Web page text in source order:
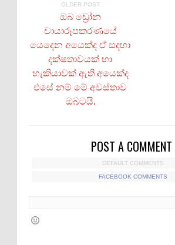
OLDER POST
ඔබ ඩ්‍රෝන
චායාරූපකරණයේ
යෙදෙන අයෙක්ද ඒ සදහා
දක්ෂතාවයක් හා
හැකියාවක් ඇති අයෙක්ද
එසේ නම් මේ අවස්තාව
ඔබටයි.
POST A COMMENT
DEFAULT COMMENTS
FACEBOOK COMMENTS